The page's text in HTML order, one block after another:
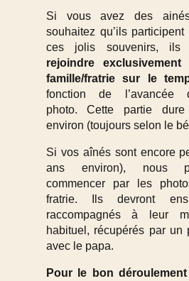
Si vous avez des
souhaitez qu’ils
ces jolis souvenirs, ils
rejoindre
famille/fratrie sur le
fonction de
photo. Cette partie
environ (toujours selon le
Si vos aînés sont encore
ans environ), nous
commencer par les
fratrie. Ils devront
raccompagnés à leur
habituel, récupérés par un
avec le papa.
Pour le bon